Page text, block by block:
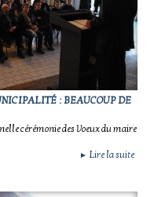
: BEAUCOUP DE
cérémonie des Voeux du maire
► Lire la suite